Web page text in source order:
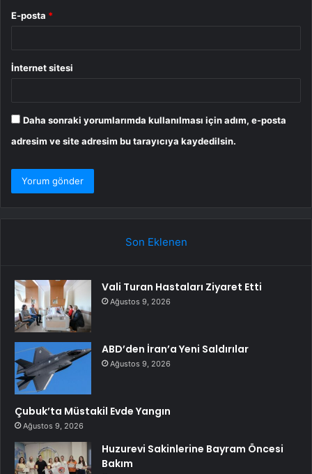
E-posta *
İnternet sitesi
Daha sonraki yorumlarımda kullanılması için adım, e-posta
adresim ve site adresim bu tarayıcıya kaydedilsin.
Son Eklenen
Vali Turan Hastaları Ziyaret Etti
Ağustos 9, 2026
ABD’den İran’a Yeni Saldırılar
Ağustos 9, 2026
Çubuk’ta Müstakil Evde Yangın
Ağustos 9, 2026
Huzurevi Sakinlerine Bayram Öncesi
Bakım